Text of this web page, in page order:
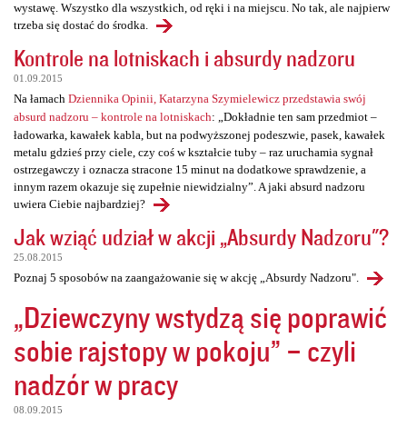
wystawę. Wszystko dla wszystkich, od ręki i na miejscu. No tak, ale najpierw
trzeba się dostać do środka.
Kontrole na lotniskach i absurdy nadzoru
01.09.2015
Na łamach Dziennika Opinii, Katarzyna Szymielewicz przedstawia swój
absurd nadzoru – kontrole na lotniskach: „Dokładnie ten sam przedmiot –
ładowarka, kawałek kabla, but na podwyższonej podeszwie, pasek, kawałek
metalu gdzieś przy ciele, czy coś w kształcie tuby – raz uruchamia sygnał
ostrzegawczy i oznacza stracone 15 minut na dodatkowe sprawdzenie, a
innym razem okazuje się zupełnie niewidzialny”. A jaki absurd nadzoru
uwiera Ciebie najbardziej?
Jak wziąć udział w akcji „Absurdy Nadzoru"?
25.08.2015
Poznaj 5 sposobów na zaangażowanie się w akcję „Absurdy Nadzoru".
„Dziewczyny wstydzą się poprawić
sobie rajstopy w pokoju” – czyli
nadzór w pracy
08.09.2015